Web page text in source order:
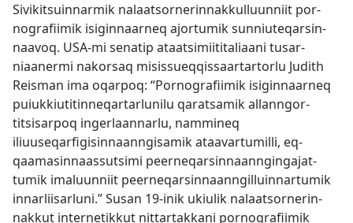
Sivikitsuin­narmik nalaatsor­nerin­nak­kul­luun­niit por­
nografiimik isigin­naar­neq ajor­tumik sun­niuteqarsin­
naavoq. USA-mi senatip ataatsimiititaliaani tusar­
niaanermi nakorsaq misis­sueq­qis­saar­tar­torlu Judith
Reisman ima oqar­poq: “Por­nografiimik isigin­naar­neq
puiuk­kiutitin­neqar­tarlunilu qaratsamik al­lan­ngor­
titsisar­poq ingerlaan­narlu, nam­mineq
iliuuseqarfigisin­naan­ngisamik ataavar­tumil­li, eq­
qaamasin­naas­sutsimi peer­neqarsin­naan­ngingajat­
tumik imaluun­niit peer­neqarsin­naan­ngil­luin­nar­tumik
in­narliisarluni.” Susan 19-inik ukiulik nalaatsor­nerin­
nak­kut inter­netik­kut nit­tar­tak­kani por­nografiimik